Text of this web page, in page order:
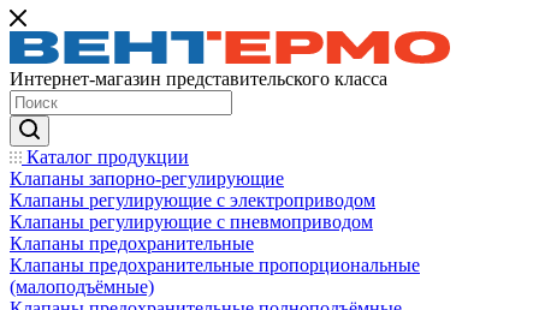
Интернет-магазин представительского класса
Каталог продукции
Клапаны запорно-регулирующие
Клапаны регулирующие с электроприводом
Клапаны регулирующие с пневмоприводом
Клапаны предохранительные
Клапаны предохранительные пропорциональные
(малоподъёмные)